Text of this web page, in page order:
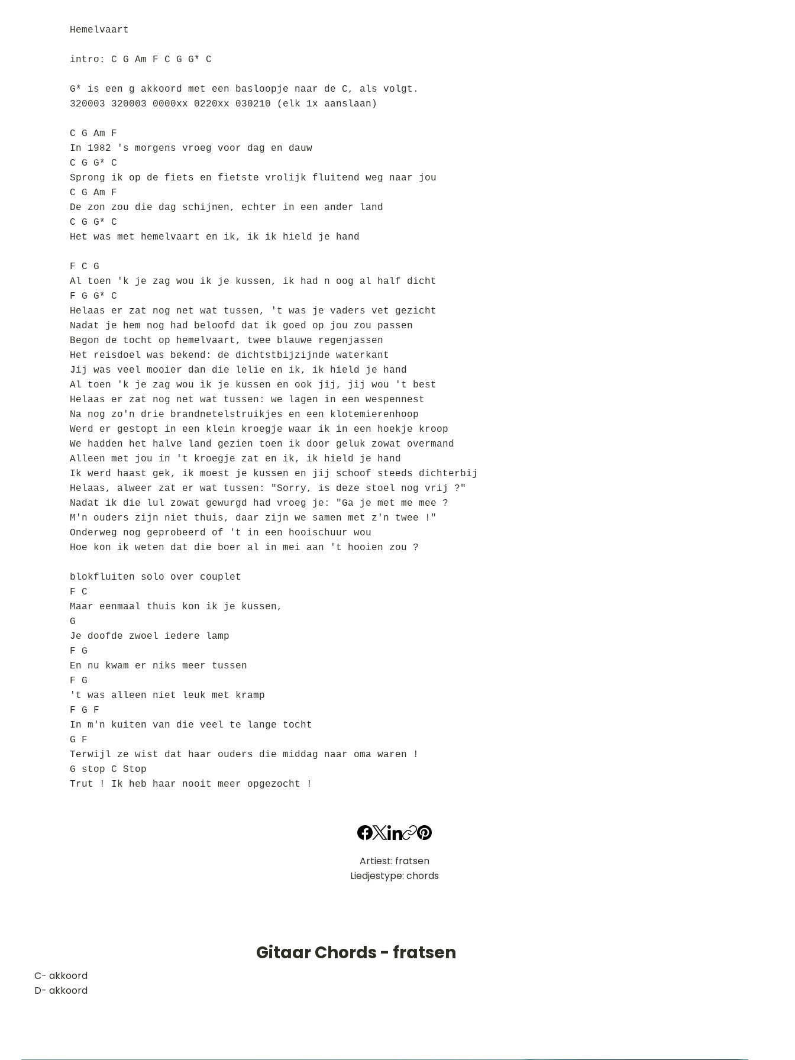
Hemelvaart
intro: C G Am F C G G* C
G* is een g akkoord met een basloopje naar de C, als volgt.
320003 320003 0000xx 0220xx 030210 (elk 1x aanslaan)
C G Am F
In 1982 's morgens vroeg voor dag en dauw
C G G* C
Sprong ik op de fiets en fietste vrolijk fluitend weg naar jou
C G Am F
De zon zou die dag schijnen, echter in een ander land
C G G* C
Het was met hemelvaart en ik, ik ik hield je hand
F C G
Al toen 'k je zag wou ik je kussen, ik had n oog al half dicht
F G G* C
Helaas er zat nog net wat tussen, 't was je vaders vet gezicht
Nadat je hem nog had beloofd dat ik goed op jou zou passen
Begon de tocht op hemelvaart, twee blauwe regenjassen
Het reisdoel was bekend: de dichtstbijzijnde waterkant
Jij was veel mooier dan die lelie en ik, ik hield je hand
Al toen 'k je zag wou ik je kussen en ook jij, jij wou 't best
Helaas er zat nog net wat tussen: we lagen in een wespennest
Na nog zo'n drie brandnetelstruikjes en een klotemierenhoop
Werd er gestopt in een klein kroegje waar ik in een hoekje kroop
We hadden het halve land gezien toen ik door geluk zowat overmand
Alleen met jou in 't kroegje zat en ik, ik hield je hand
Ik werd haast gek, ik moest je kussen en jij schoof steeds dichterbij
Helaas, alweer zat er wat tussen: "Sorry, is deze stoel nog vrij ?"
Nadat ik die lul zowat gewurgd had vroeg je: "Ga je met me mee ?
M'n ouders zijn niet thuis, daar zijn we samen met z'n twee !"
Onderweg nog geprobeerd of 't in een hooischuur wou
Hoe kon ik weten dat die boer al in mei aan 't hooien zou ?
blokfluiten solo over couplet
F C
Maar eenmaal thuis kon ik je kussen,
G
Je doofde zwoel iedere lamp
F G
En nu kwam er niks meer tussen
F G
't was alleen niet leuk met kramp
F G F
In m'n kuiten van die veel te lange tocht
G F
Terwijl ze wist dat haar ouders die middag naar oma waren !
G stop C Stop
Trut ! Ik heb haar nooit meer opgezocht !
Artiest: fratsen
Liedjestype: chords
Gitaar Chords - fratsen
​C- akkoord
D- akkoord